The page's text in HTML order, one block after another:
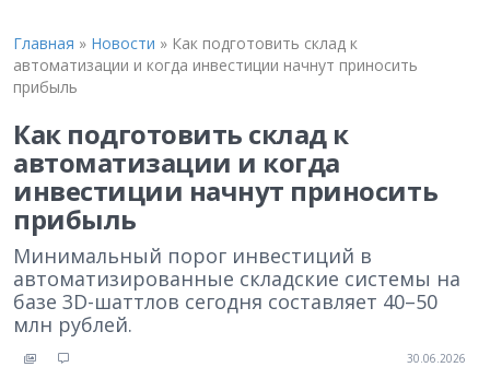
Главная » Новости » Как подготовить склад к
автоматизации и когда инвестиции начнут приносить
прибыль
Как подготовить склад к
автоматизации и когда
инвестиции начнут приносить
прибыль
Минимальный порог инвестиций в
автоматизированные складские системы на
базе 3D-шаттлов сегодня составляет 40–50
млн рублей.
30.06.2026